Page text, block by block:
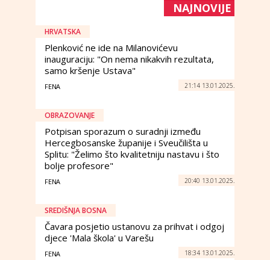
NAJNOVIJE
HRVATSKA
Plenković ne ide na Milanovićevu
inauguraciju: "On nema nikakvih rezultata,
samo kršenje Ustava"
FENA 21:14 13.01.2025.
OBRAZOVANJE
Potpisan sporazum o suradnji između
Hercegbosanske županije i Sveučilišta u
Splitu: "Želimo što kvalitetniju nastavu i što
bolje profesore"
FENA 20:40 13.01.2025.
SREDIŠNJA BOSNA
Čavara posjetio ustanovu za prihvat i odgoj
djece 'Mala škola' u Varešu
FENA 18:34 13.01.2025.